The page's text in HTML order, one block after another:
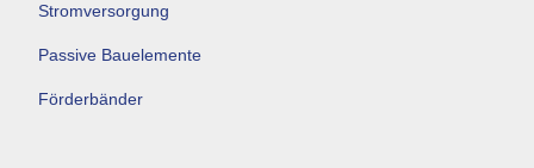
Stromversorgung
Passive Bauelemente
Förderbänder